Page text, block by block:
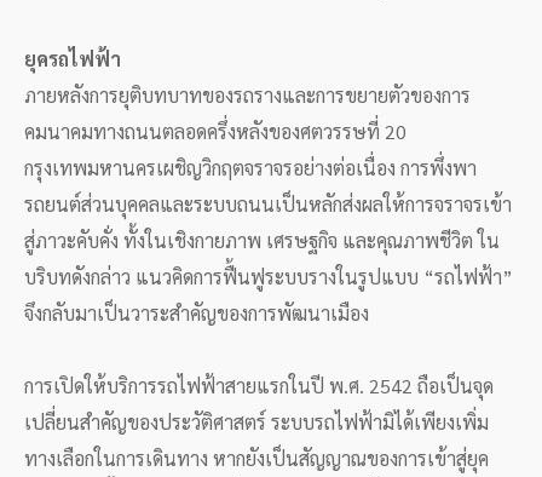
ยุครถไฟฟ้า
ภายหลังการยุติบทบาทของรถรางและการขยายตัวของการ
คมนาคมทางถนนตลอดครึ่งหลังของศตวรรษที่ 20
กรุงเทพมหานครเผชิญวิกฤตจราจรอย่างต่อเนื่อง การพึ่งพา
รถยนต์ส่วนบุคคลและระบบถนนเป็นหลักส่งผลให้การจราจรเข้า
สู่ภาวะคับคั่ง ทั้งในเชิงกายภาพ เศรษฐกิจ และคุณภาพชีวิต ใน
บริบทดังกล่าว แนวคิดการฟื้นฟูระบบรางในรูปแบบ “รถไฟฟ้า”
จึงกลับมาเป็นวาระสำคัญของการพัฒนาเมือง
การเปิดให้บริการรถไฟฟ้าสายแรกในปี พ.ศ. 2542 ถือเป็นจุด
เปลี่ยนสำคัญของประวัติศาสตร์ ระบบรถไฟฟ้ามิได้เพียงเพิ่ม
ทางเลือกในการเดินทาง หากยังเป็นสัญญาณของการเข้าสู่ยุค